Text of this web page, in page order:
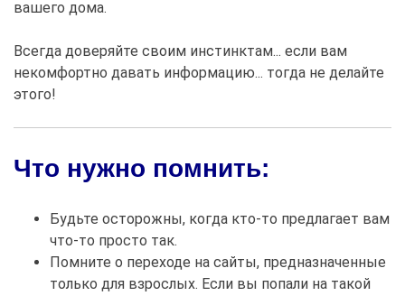
вашего дома.
Всегда доверяйте своим инстинктам... если вам
некомфортно давать информацию... тогда не делайте
этого!
Что нужно помнить:
Будьте осторожны, когда кто-то предлагает вам
что-то просто так.
Помните о переходе на сайты, предназначенные
только для взрослых. Если вы попали на такой